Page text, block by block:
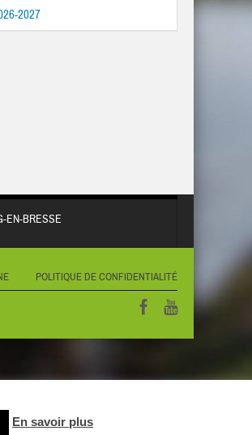
2027
EN-BRESSE
POLITIQUE DE CONFIDENTIALITÉ
En savoir plus